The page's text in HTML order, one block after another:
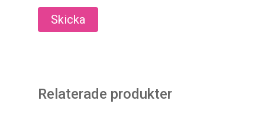
Relaterade produkter